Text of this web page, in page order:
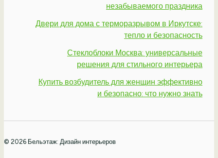
незабываемого праздника
Двери для дома с терморазрывом в Иркутске:
тепло и безопасность
Стеклоблоки Москва: универсальные
решения для стильного интерьера
Купить возбудитель для женщин эффективно
и безопасно: что нужно знать
© 2026 Бельэтаж: Дизайн интерьеров